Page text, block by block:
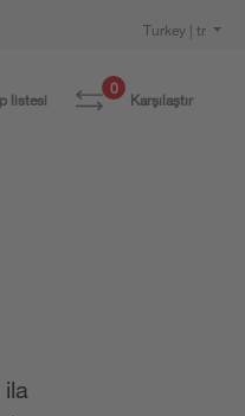
Turkey | tr
listesi
0
Karşılaştır